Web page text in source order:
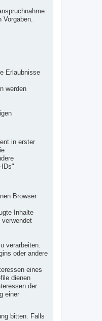
Vorgaben.
Erlaubnisse
werden
in erster
IDs"
Browser
Inhalte
verarbeiten.
oder andere
eines
dienen
der
einer
bitten. Falls